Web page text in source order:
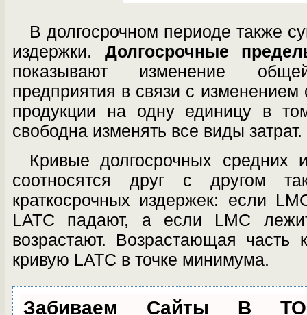
В долгосрочном периоде также
из­держки. Долгосрочные
показывают изменение
предприятия в связи с изме­нением
продукции на одну единицу в
свободна изменять все виды затрат.
Кривые долгосрочных средних
соот­носятся друг с другом
краткосрочных издер­жек: если
LATC падают, а если LMC
возрастают. Возрастающая часть
кривую LATC в точке минимума.
Забиваем Сайты В